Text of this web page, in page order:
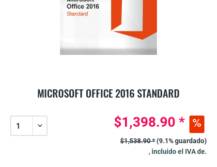
MICROSOFT OFFICE 2016 STANDARD
$1,398.90 *
$1,538.90 *(9.1% guardado)
, incluido el IVA de.